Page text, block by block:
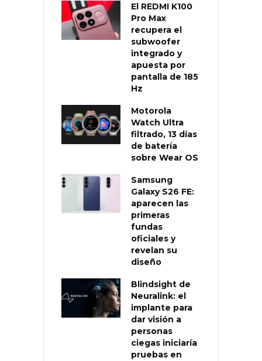
El REDMI K100
Pro Max
recupera el
subwoofer
integrado y
apuesta por
pantalla de 185
Hz
Motorola
Watch Ultra
filtrado, 13 días
de batería
sobre Wear OS
Samsung
Galaxy S26 FE:
aparecen las
primeras
fundas
oficiales y
revelan su
diseño
Blindsight de
Neuralink: el
implante para
dar visión a
personas
ciegas iniciaría
pruebas en